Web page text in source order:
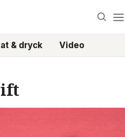
& dryck Video